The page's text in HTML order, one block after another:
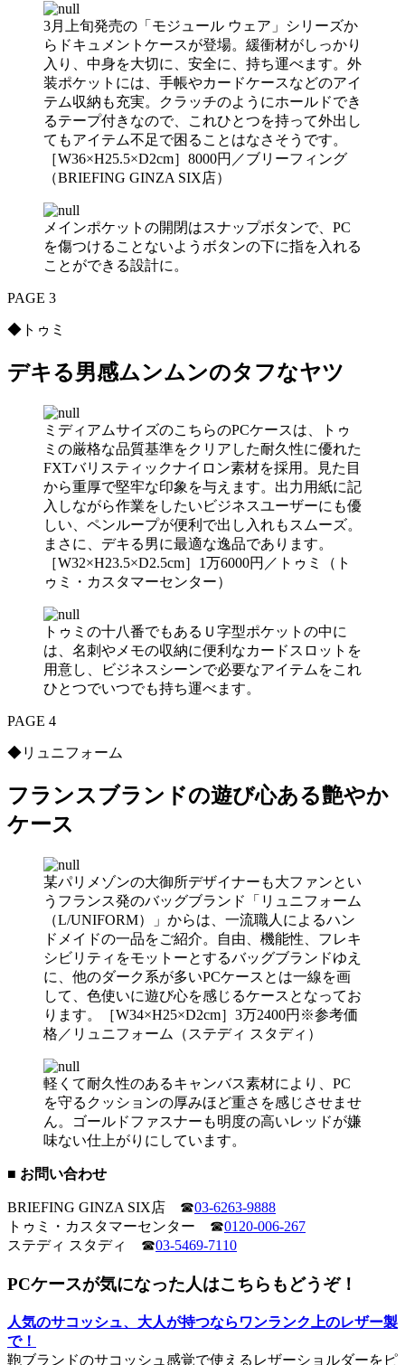
3月上旬発売の「モジュール ウェア」シリーズか
らドキュメントケースが登場。緩衝材がしっかり
入り、中身を大切に、安全に、持ち運べます。外
装ポケットには、手帳やカードケースなどのアイ
テム収納も充実。クラッチのようにホールドでき
るテープ付きなので、これひとつを持って外出し
てもアイテム不足で困ることはなさそうです。
［W36×H25.5×D2cm］8000円／ブリーフィング
（BRIEFING GINZA SIX店）
メインポケットの開閉はスナップボタンで、PC
を傷つけることないようボタンの下に指を入れる
ことができる設計に。
PAGE 3
◆トゥミ
デキる男感ムンムンのタフなヤツ
ミディアムサイズのこちらのPCケースは、トゥ
ミの厳格な品質基準をクリアした耐久性に優れた
FXTバリスティックナイロン素材を採用。見た目
から重厚で堅牢な印象を与えます。出力用紙に記
入しながら作業をしたいビジネスユーザーにも優
しい、ペンループが便利で出し入れもスムーズ。
まさに、デキる男に最適な逸品であります。
［W32×H23.5×D2.5cm］1万6000円／トゥミ（ト
ゥミ・カスタマーセンター）
トゥミの十八番でもあるＵ字型ポケットの中に
は、名刺やメモの収納に便利なカードスロットを
用意し、ビジネスシーンで必要なアイテムをこれ
ひとつでいつでも持ち運べます。
PAGE 4
◆リュニフォーム
フランスブランドの遊び心ある艶やか
ケース
某パリメゾンの大御所デザイナーも大ファンとい
うフランス発のバッグブランド「リュニフォーム
（L/UNIFORM）」からは、一流職人によるハン
ドメイドの一品をご紹介。自由、機能性、フレキ
シビリティをモットーとするバッグブランドゆえ
に、他のダーク系が多いPCケースとは一線を画
して、色使いに遊び心を感じるケースとなってお
ります。［W34×H25×D2cm］3万2400円※参考価
格／リュニフォーム（ステディ スタディ）
軽くて耐久性のあるキャンバス素材により、PC
を守るクッションの厚みほど重さを感じさせませ
ん。ゴールドファスナーも明度の高いレッドが嫌
味ない仕上がりにしています。
■ お問い合わせ
BRIEFING GINZA SIX店 ☎03-6263-9888
トゥミ・カスタマーセンター ☎0120-006-267
ステディ スタディ ☎03-5469-7110
PCケースが気になった人はこちらもどうぞ！
人気のサコッシュ、大人が持つならワンランク上のレザー製
で！
鞄ブランドのサコッシュ感覚で使えるレザーショルダーをピ